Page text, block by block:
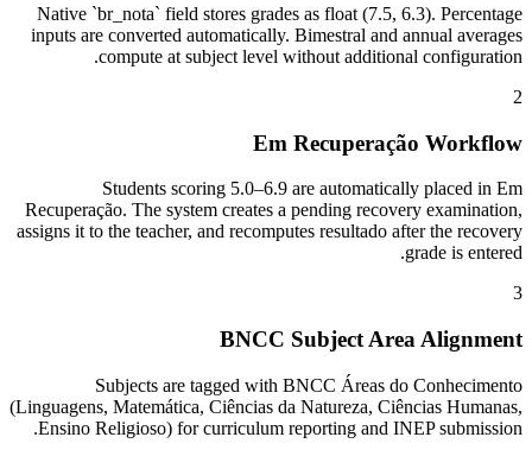
Native `br_nota` field stores grades as float (7.5, 6.3). Percentage
inputs are converted automatically. Bimestral and annual averages
compute at subject level without additional configuration.
2
Em Recuperação Workflow
Students scoring 5.0–6.9 are automatically placed in Em
Recuperação. The system creates a pending recovery examination,
assigns it to the teacher, and recomputes resultado after the recovery
grade is entered.
3
BNCC Subject Area Alignment
Subjects are tagged with BNCC Áreas do Conhecimento
(Linguagens, Matemática, Ciências da Natureza, Ciências Humanas,
Ensino Religioso) for curriculum reporting and INEP submission.